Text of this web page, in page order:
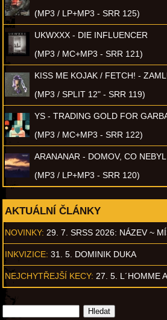
(MP3 / LP+MP3 - SRR 125)
UKWXXX - DIE INFLUENCER
(MP3 / MC+MP3 - SRR 121)
KISS ME KOJAK / FETCH! -
(MP3 / SPLIT 12" - SRR 119)
YS - TRADING GOLD FOR
(MP3 / MC+MP3 - SRR 122)
ARANANAR - DOMOV, CO NEBYL
(MP3 / LP+MP3 - SRR 120)
AKTUÁLNÍ ČLÁNKY
NOVINKY: 29. 7. SRSS 2026: NÁZEV ~
INKVIZICE: 31. 5. DOMINIK DUKA
NEJCHYTŘEJŠÍ KECY: 27. 5. L´HOMME